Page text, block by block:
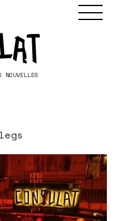
NOUVELLES